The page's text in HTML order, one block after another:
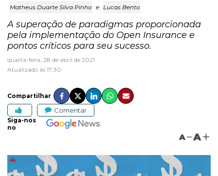
Matheus Duarte Silva Pinho e Lucas Bento
A superação de paradigmas proporcionada
pela implementação do Open Insurance e
pontos críticos para seu sucesso.
quarta-feira, 28 de abril de 2021
Atualizado às 17:30
Compartilhar
Comentar
Siga-nos
no
A A